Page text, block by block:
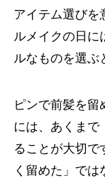
アイテム選びを
ルメイクの日に
ルなものを選ぶ
ピンで前髪を留
には、あくまで
ることが大切で
く留めた」で